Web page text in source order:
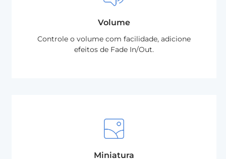
Volume
Controle o volume com facilidade, adicione
efeitos de Fade In/Out.
Miniatura